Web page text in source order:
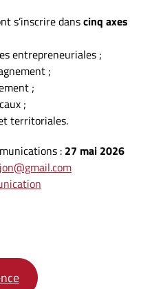
s’inscrire danscinq axes
entrepreneuriales ;
;
;
;
territoriales.
: 27 mai 2026